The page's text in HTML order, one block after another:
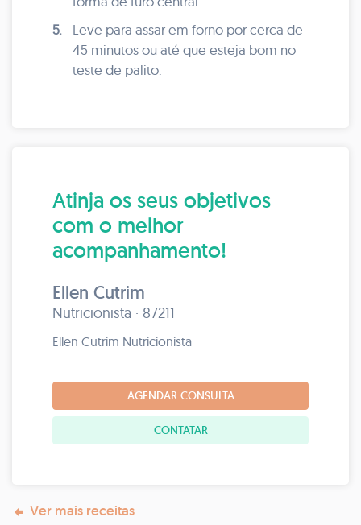
5.
Leve para assar em forno por cerca de
45 minutos ou até que esteja bom no
teste de palito.
Atinja os seus objetivos
com o melhor
acompanhamento!
Ellen Cutrim
Nutricionista · 87211
Ellen Cutrim Nutricionista
AGENDAR CONSULTA
CONTATAR
Ver mais receitas